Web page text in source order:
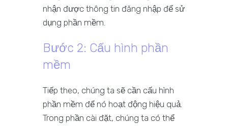
nhận được thông tin đăng nhập để sử
dụng phần mềm.
Bước 2: Cấu hình phần
mềm
Tiếp theo, chúng ta sẽ cần cấu hình
phần mềm để nó hoạt động hiệu quả.
Trong phần cài đặt, chúng ta có thể